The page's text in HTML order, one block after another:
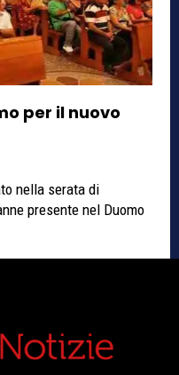
per il nuovo
nella serata di
presente nel Duomo